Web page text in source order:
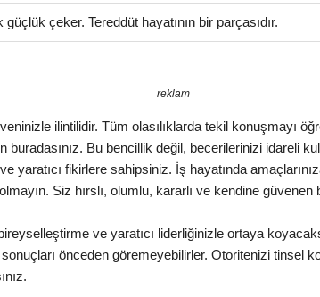
çeker. Tereddüt hayatının bir parçasıdır.
reklam
ilintilidir. Tüm olasılıklarda tekil konuşmayı
buradasınız. Bu bencillik değil, becerilerinizi idareli
ve yaratıcı fikirlere sahipsiniz. İş hayatında
Siz hırslı, olumlu, kararlı ve kendine
ve yaratıcı liderliğinizle ortaya
sonuçları önceden göremeyebilirler. Otoritenizi tinsel